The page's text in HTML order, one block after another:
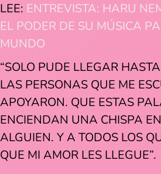
LEE: ENTREVISTA: HARU
EL PODER DE SU MÚSICA
MUNDO
“SOLO PUDE LLEGAR
LAS PERSONAS QUE ME
APOYARON. QUE ESTAS
ENCIENDAN UNA CHISPA
ALGUIEN. Y A TODOS LOS
QUE MI AMOR LES LLEGUE”.